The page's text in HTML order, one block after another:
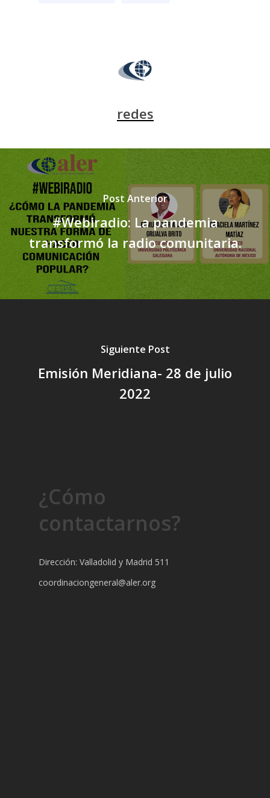
redes
Post Anterior
#Webiradio: La pandemia
transformó la radio comunitaria.
Siguiente Post
Emisión Meridiana- 28 de julio
2022
¿Cómo
contactarnos?
Dirección: Valladolid y Madrid 511
coordinaciongeneral@aler.org